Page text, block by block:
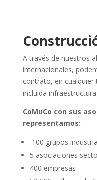
A través de nuestros
internacionales,
contrato, en
incluida infraestructura
CoMuCo con sus
representamos:
100 grupos
5 asociaciones
400 empresas